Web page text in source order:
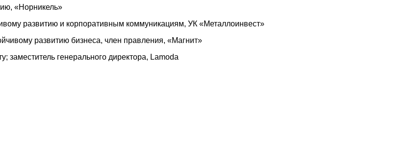
«Норникель»
развитию и корпоративным коммуникациям, УК «Металлоинвест»
развитию бизнеса, член правления, «Магнит»
заместитель генерального директора, Lamoda